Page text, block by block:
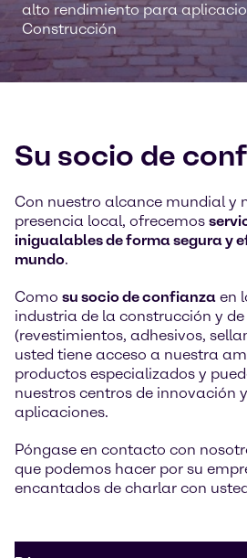
alto rendimiento para
Construcción
Su socio de
Con nuestro alcance mundial y
presencia local, ofrecemos
inigualables de forma segura y
mundo.
Como su socio de confianza en
industria de la construcción y de
(revestimientos, adhesivos,
usted tiene acceso a nuestra
productos especializados y
nuestros centros de innovación
aplicaciones.
Póngase en contacto con
que podemos hacer por su
encantados de charlar con